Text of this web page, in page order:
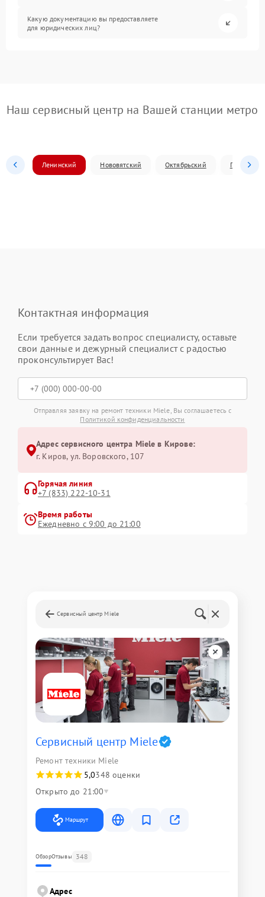
Какую документацию вы предоставляете
для юридических лиц?
Наш сервисный центр на Вашей станции метро
Ленинский Нововятский Октябрьский
Контактная информация
Если требуется задать вопрос специалисту, оставьте
свои данные и дежурный специалист с радостью
проконсультирует Вас!
Отправляя заявку на ремонт техники Miele, Вы соглашаетесь с
Политикой конфиденциальности
Адрес сервисного центра Miele в Кирове:
г. Киров, ул. Воровского, 107
Горячая линия
+7 (833) 222-10-31
Время работы
Ежедневно с 9:00 до 21:00
Сервисный центр Miele
Сервисный центр Miele
Ремонт техники Miele
5,0348 оценки
Открыто до 21:00
Маршрут
ОбзорОтзывы 348
Адрес